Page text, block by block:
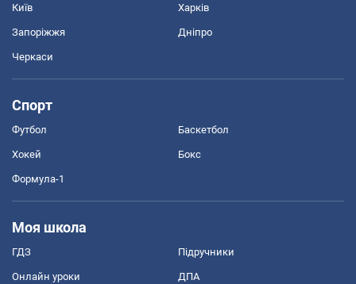
Київ Харків
Запоріжжя Дніпро
Черкаси
Спорт
Футбол Баскетбол
Хокей Бокс
Формула-1
Моя школа
ГДЗ Підручники
Онлайн уроки ДПА